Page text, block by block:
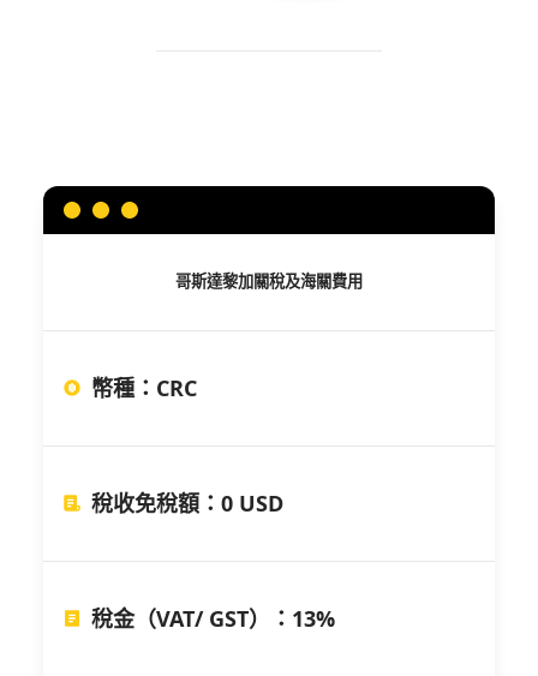
哥斯達黎加關稅及海關費用
幣種 ： CRC
稅收免稅額 ： 0 USD
稅金（VAT/ GST） ： 13%